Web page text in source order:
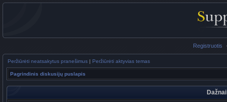
Registruotis
Peržiūrėti neatsakytus pranešimus | Peržiūrėti aktyvias temas
Pagrindinis diskusijų puslapis